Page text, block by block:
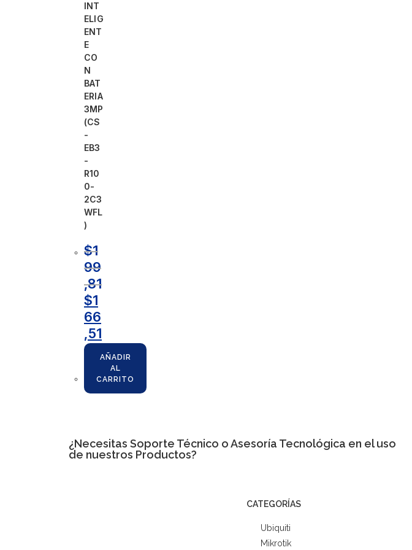
INT
ELIG
ENT
E
CO
N
BAT
ERIA
3MP
(CS
-
EB3
-
R10
0-
2C3
WFL
)
$1
99
,81
$1
66
,51
AÑADIR
AL
CARRITO
¿Necesitas Soporte Técnico o Asesoría Tecnológica en el uso
de nuestros Productos?
CATEGORÍAS
Ubiquiti
Mikrotik